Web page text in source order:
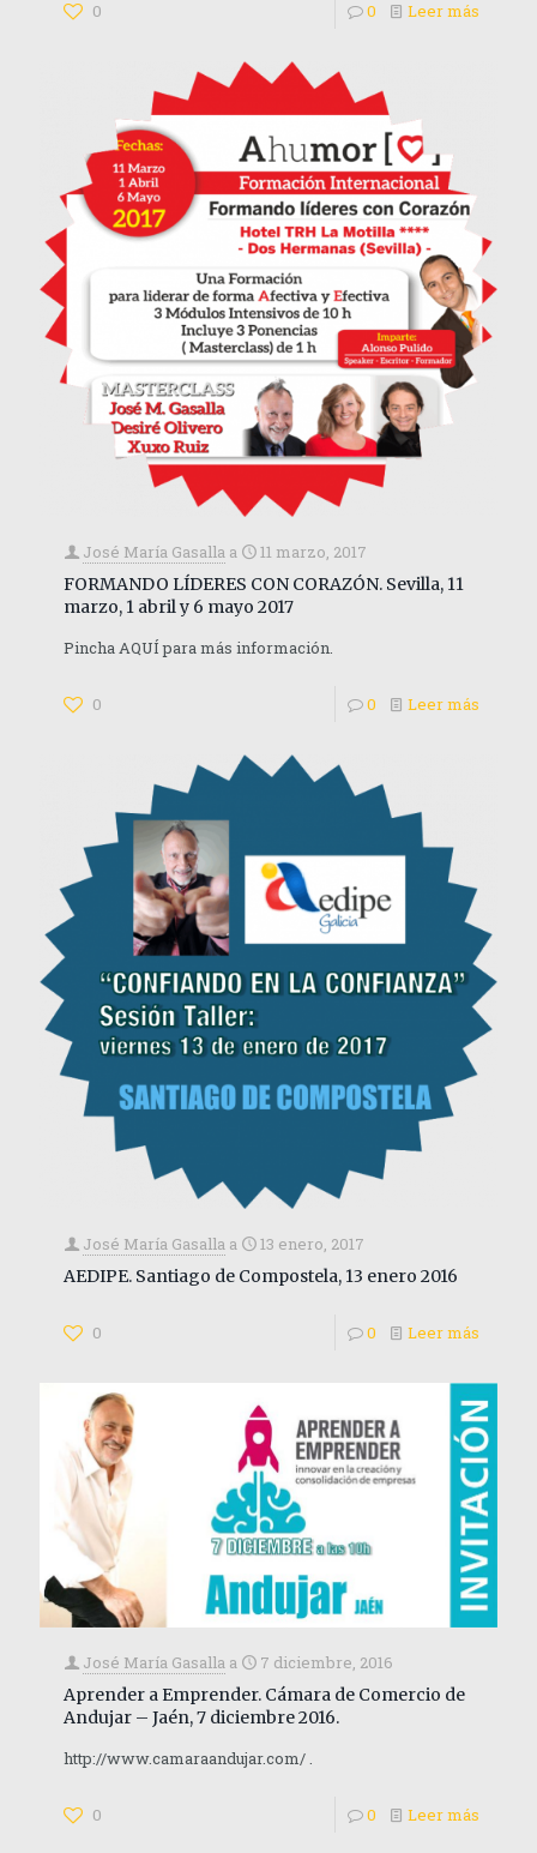
0 0 Leer más
José María Gasalla a
11 marzo, 2017
FORMANDO LÍDERES CON CORAZÓN. Sevilla, 11
marzo, 1 abril y 6 mayo 2017
Pincha AQUÍ para más información.
0 0 Leer más
José María Gasalla a
13 enero, 2017
AEDIPE. Santiago de Compostela, 13 enero 2016
0 0 Leer más
José María Gasalla a
7 diciembre, 2016
Aprender a Emprender. Cámara de Comercio de
Andujar – Jaén, 7 diciembre 2016.
http://www.camaraandujar.com/ .
0 0 Leer más